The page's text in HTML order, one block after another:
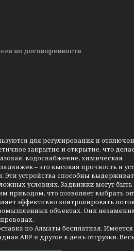
по договоренности
для регулирования и
закрытие и открытие, что
водоснабжение, химическая
– это высокая прочность и
Эти устройства способны
условиях. Задвижки могут
приводом, что позволяет выбрать
эффективно контролировать
объектах. Они
по Алматы бесплатная.
АВР и другое в день отгрузки.